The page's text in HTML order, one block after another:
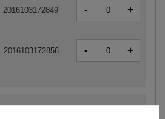
2016103172849 - +
2016103172856 - +